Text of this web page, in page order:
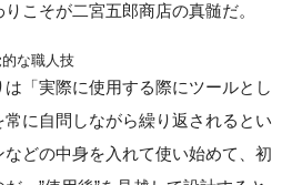
こそが二宮五郎商店の真髄だ。
的な職人技
「実際に使用する際にツールとし
に自問しながら繰り返されるとい
どの中身を入れて使い始めて、初